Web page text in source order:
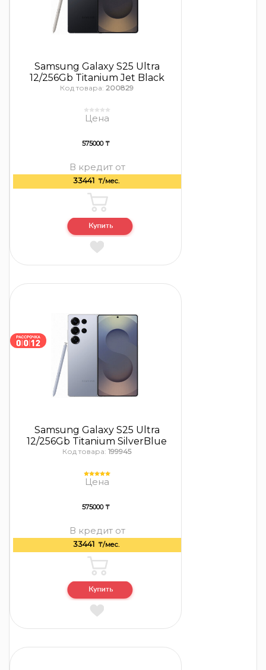
Samsung Galaxy S25 Ultra
12/256Gb Titanium Jet Black
Код товара: 200829
Цена
575000 ₸
В кредит от
33441 ₸/мес.
Samsung Galaxy S25 Ultra
12/256Gb Titanium SilverBlue
Код товара: 199945
Цена
575000 ₸
В кредит от
33441 ₸/мес.